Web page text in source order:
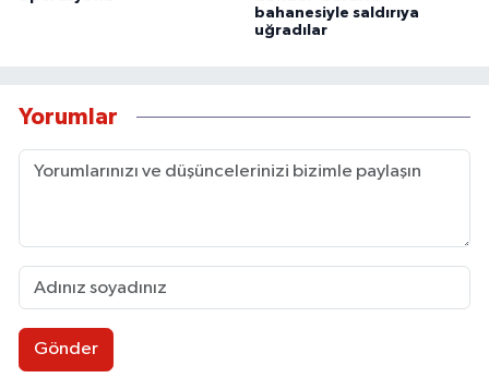
bahanesiyle saldırıya
uğradılar
Yorumlar
Gönder